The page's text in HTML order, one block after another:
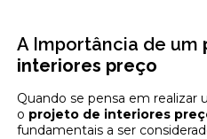
A Importância de um
interiores preço
Quando se pensa em realizar
o projeto de interiores
fundamentais a ser